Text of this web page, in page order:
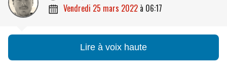
 vendredi 25 mars 2022 à 06:17
Lire à voix haute